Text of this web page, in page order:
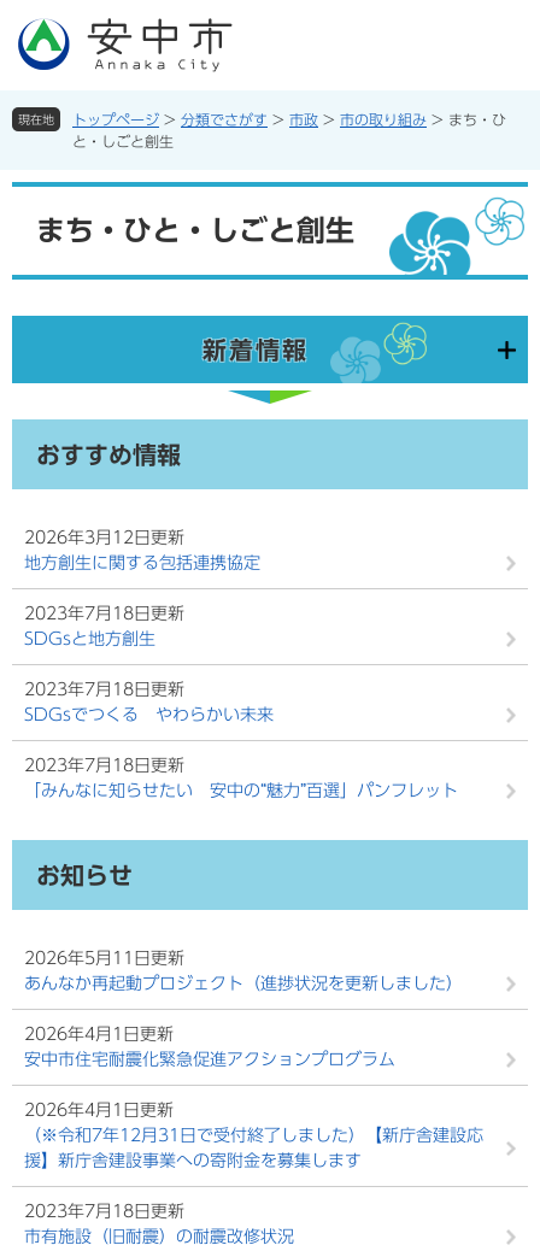
先
す。
を
し
現在地 トップページ > 分類でさがす > 市政 > 市の取り組み > まち・ひ
と・しごと創生
まち・ひと・しごと創生
新着情報
おすすめ情報
2026年3月12日更新
地方創生に関する包括連携協定
2023年7月18日更新
SDGsと地方創生
2023年7月18日更新
SDGsでつくる やわらかい未来
2023年7月18日更新
「みんなに知らせたい 安中の“魅力”百選」パンフレット
お知らせ
2026年5月11日更新
あんなか再起動プロジェクト（進捗状況を更新しました）
2026年4月1日更新
安中市住宅耐震化緊急促進アクションプログラム
2026年4月1日更新
（※令和7年12月31日で受付終了しました）【新庁舎建設応
援】新庁舎建設事業への寄附金を募集します
2023年7月18日更新
市有施設（旧耐震）の耐震改修状況